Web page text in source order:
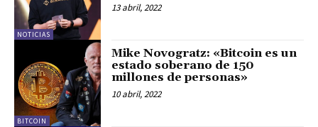
NOTICIAS
13 abril, 2022
BITCOIN
Mike Novogratz: «Bitcoin es un
estado soberano de 150
millones de personas»
10 abril, 2022